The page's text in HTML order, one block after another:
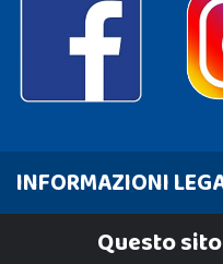
INFORMAZIONI
Cookie PolicyQuesto